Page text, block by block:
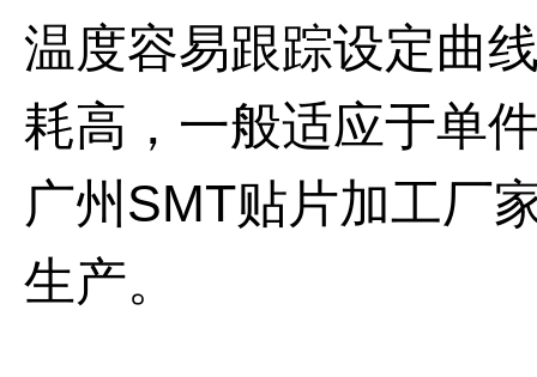
温度容易跟踪设定曲
耗高，一般适应于单
广州 SMT贴片加工厂
生产。